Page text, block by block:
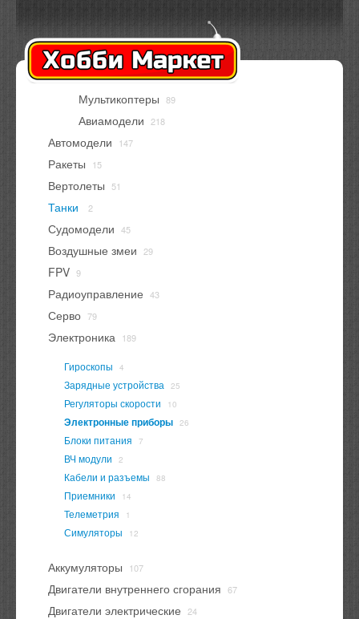
Оплата Доставка
Контакты
Вход
Регистрация
В корзине
Мультикоптеры 89
Авиамодели 218
Автомодели 147
Ракеты 15
Вертолеты 51
Танки 2
Судомодели 45
Воздушные змеи 29
FPV 9
Радиоуправление 43
Серво 79
Электроника 189
Гироскопы 4
Зарядные устройства 25
Регуляторы скорости 10
Электронные приборы 26
Блоки питания 7
ВЧ модули 2
Кабели и разъемы 88
Приемники 14
Телеметрия 1
Симуляторы 12
Аккумуляторы 107
Двигатели внутреннего сгорания 67
Двигатели электрические 24